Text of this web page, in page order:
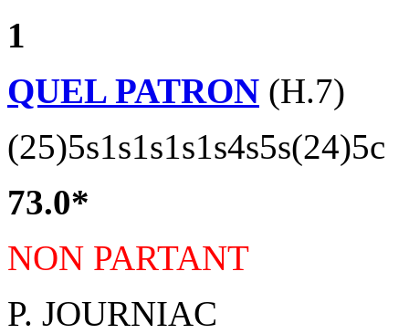
1
QUEL PATRON (H.7)
(25)5s1s1s1s1s4s5s(24)5c
73.0*
NON PARTANT
P. JOURNIAC